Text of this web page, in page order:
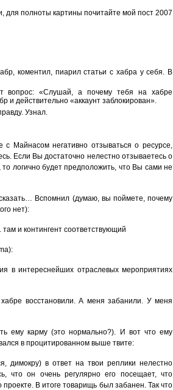
для полноты картины почитайте мой пост 2007
коментил, пиарил статьи с хабра у себя. В
вопрос: «Слушай, а почему тебя на хабре
и действительно «аккаунт заблокирован».
Узнал.
Майнасом негативно отзываться о ресурсе,
Если Вы достаточно нелестно отзываетесь о
логично будет предположить, что Вы сами не
Вспомнил (думаю, вы поймете, почему
нет):
и контингент соответствующий
в интереснейших отраслевых мероприятиях
восстановили. А меня забанили. У меня
ему карму (это нормально?). И вот что ему
в процитированном выше твите:
димокру) в ответ на твои реплики нелестно
что он очень регулярно его посещает, что
В итоге товарищь был забанен. Так что